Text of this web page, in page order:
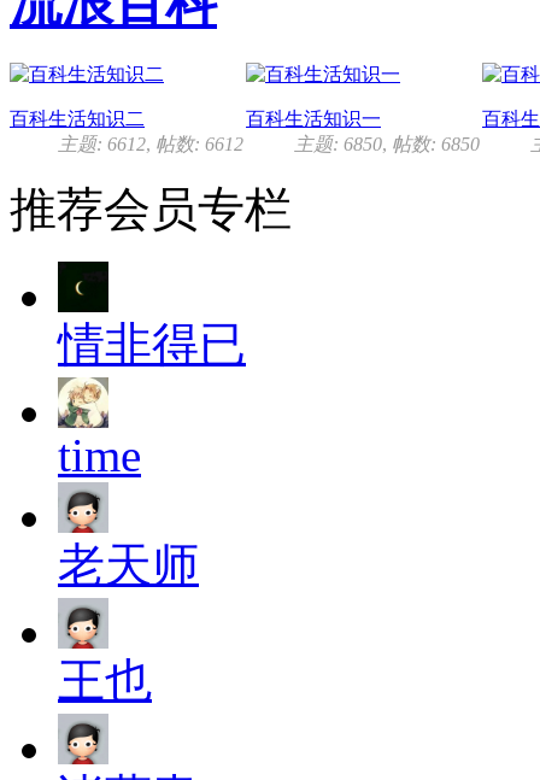
百科生活知识二
主题: 6612, 帖数: 6612
百科生活知识一
主题: 6850, 帖数: 6850
百科
推荐会员专栏
情非得已
time
老天师
王也